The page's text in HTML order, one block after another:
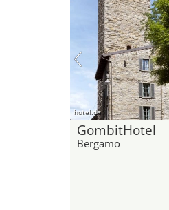
hotel.de
GombitHotel
Bergamo